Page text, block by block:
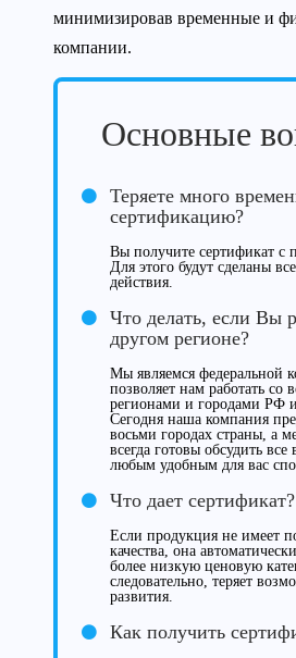
минимизировав временные и
компании.
Основные
Теряете много
сертификацию?
Вы получите сертификат с
Для этого будут сделаны
действия.
Что делать, если Вы
другом регионе?
Мы являемся федеральной
позволяет нам работать со
регионами и городами РФ
Сегодня наша компания
восьми городах страны, а
всегда готовы обсудить все
любым удобным для вас
Что дает сертификат?
Если продукция не имеет
качества, она
более низкую ценовую
следовательно, теряет
развития.
Как получить